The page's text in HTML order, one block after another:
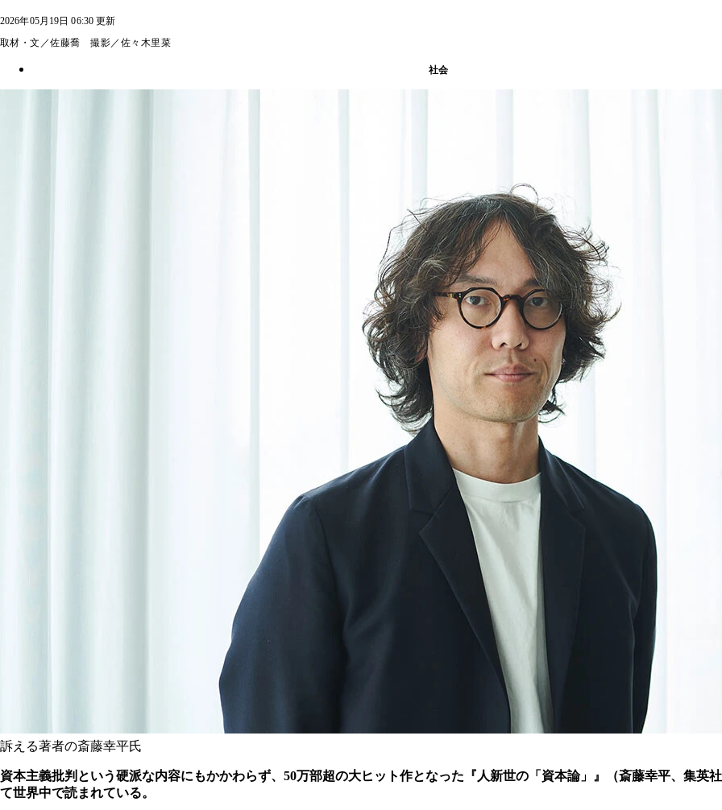
2026年05月19日 06:30 更新
取材・文／佐藤喬 撮影／佐々木里菜
社会
訴える著者の斎藤幸平氏
資本主義批判という硬派な内容にもかかわらず、50万部超の大ヒット作となった『人新世の「資本論」』（斎藤幸平、集英
て世界中で読まれている。